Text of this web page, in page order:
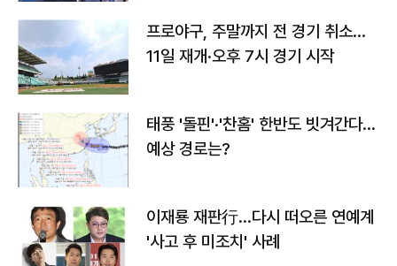
프로야구, 주말까지 전 경기 취소…
11일 재개·오후 7시 경기 시작
태풍 '돌핀'·'찬홈' 한반도 빗겨간다…
예상 경로는?
이재룡 재판行…다시 떠오른 연예계
'사고 후 미조치' 사례